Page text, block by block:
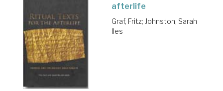
afterlife
Graf, Fritz; Johnston, Sarah
Iles